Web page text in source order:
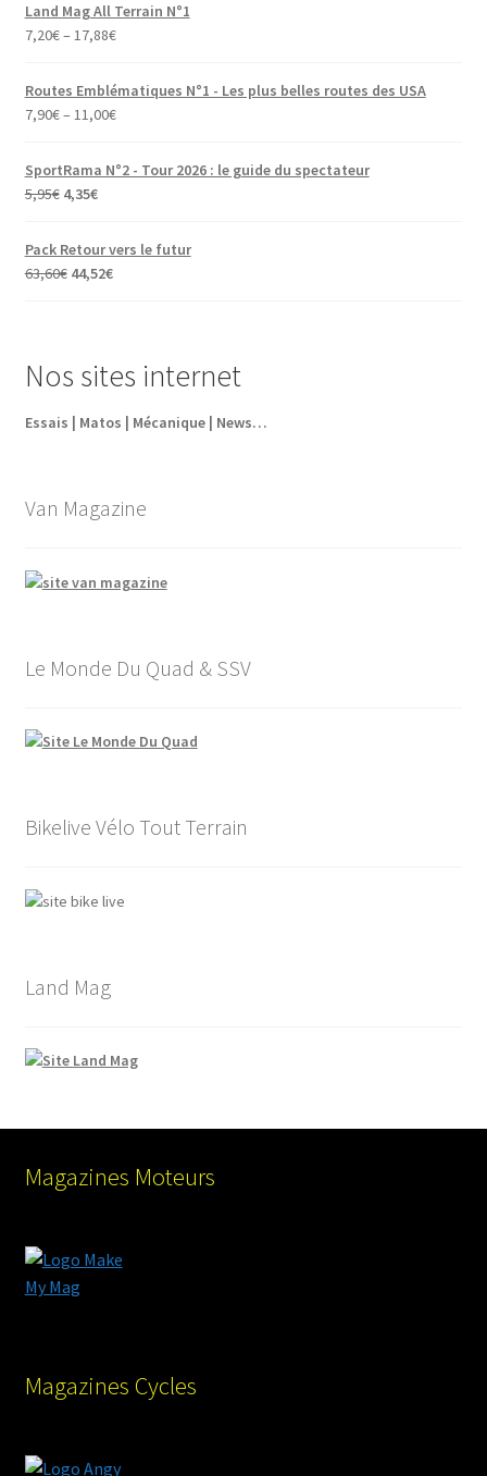
Land Mag All Terrain N°1
7,20€– 17,88€
Routes Emblématiques N°1 - Les plus belles routes des USA
7,90€– 11,00€
SportRama N°2 - Tour 2026 : le guide du spectateur
5,95€ Le
initial
était :
4,35€Le
est :
Pack Retour vers le futur
63,60€ Le
63,60€.
44,52€Le
44,52€.
Nos sites internet
Essais | Matos | Mécanique | News…
Van Magazine
Le Monde Du Quad & SSV
Bikelive Vélo Tout Terrain
Land Mag
Magazines Moteurs
Magazines Cycles